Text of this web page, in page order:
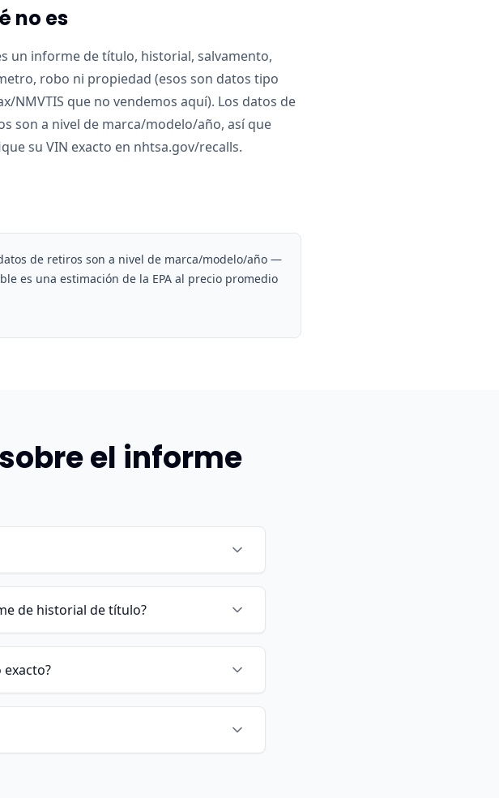
no es
un informe de título, historial, salvamento,
robo ni propiedad (esos son datos tipo
NMVTIS que no vendemos aquí). Los datos de
son a nivel de marca/modelo/año, así que
su VIN exacto en nhtsa.gov/recalls.
de retiros son a nivel de marca/modelo/año —
es una estimación de la EPA al precio promedio
el informe
de historial de título?